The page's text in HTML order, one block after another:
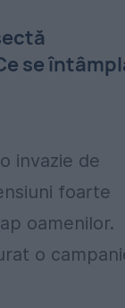
se
invazie de
foarte
oamenilor.
o